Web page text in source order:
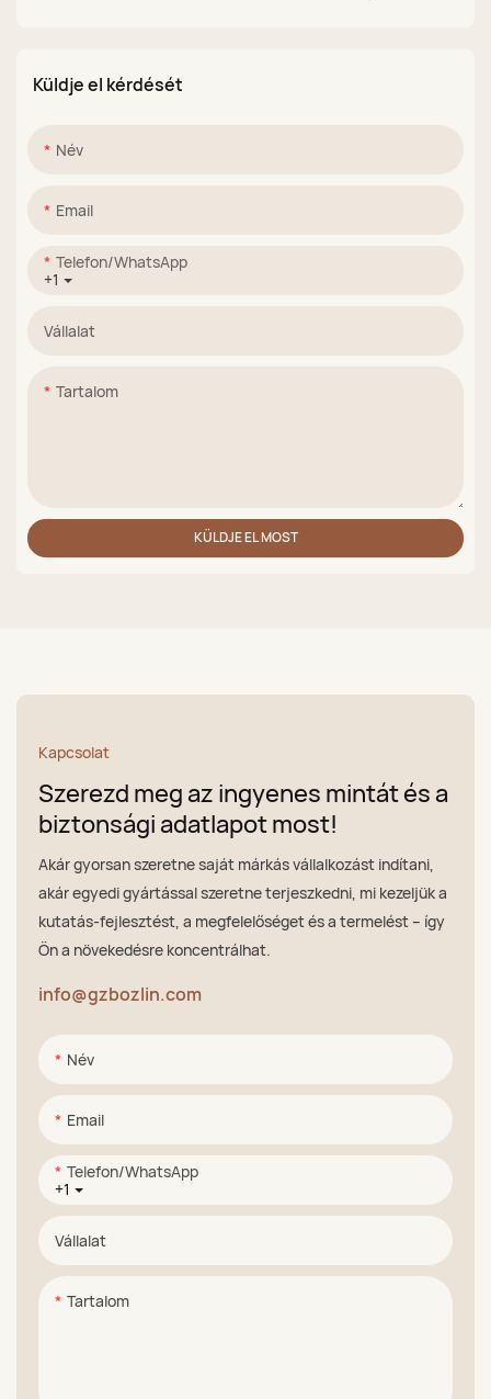
Küldje el kérdését
Név
Email
+1
Telefon/WhatsApp
Vállalat
Tartalom
KÜLDJE EL MOST
Kapcsolat
Szerezd meg az ingyenes mintát és a
biztonsági adatlapot most!
Akár gyorsan szeretne saját márkás vállalkozást indítani,
akár egyedi gyártással szeretne terjeszkedni, mi kezeljük a
kutatás-fejlesztést, a megfelelőséget és a termelést – így
Ön a növekedésre koncentrálhat.
info@gzbozlin.com
Név
Email
+1
Telefon/WhatsApp
Vállalat
Tartalom